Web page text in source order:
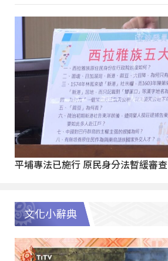
平埔專法已施行 原民身分法暫緩審查
文化小辭典